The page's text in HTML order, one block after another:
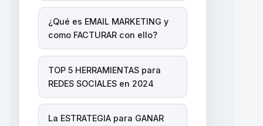
¿Qué es EMAIL MARKETING y
como FACTURAR con ello?
TOP 5 HERRAMIENTAS para
REDES SOCIALES en 2024
La ESTRATEGIA para GANAR